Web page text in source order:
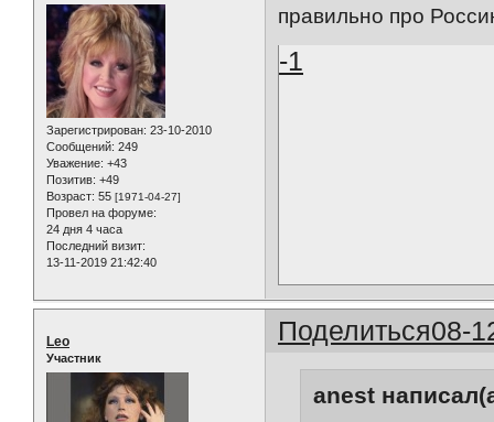
Зарегистрирован: 23-10-2010
Сообщений: 249
Уважение: +43
Позитив: +49
Возраст: 55 [1971-04-27]
Провел на форуме:
24 дня 4 часа
Последний визит:
13-11-2019 21:42:40
правильно про
-1
Поделиться08-
Leo
Участник
anest